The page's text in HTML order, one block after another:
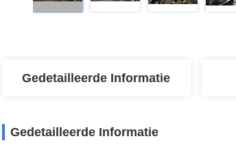
Gedetailleerde Informatie
Gedetailleerde Informatie